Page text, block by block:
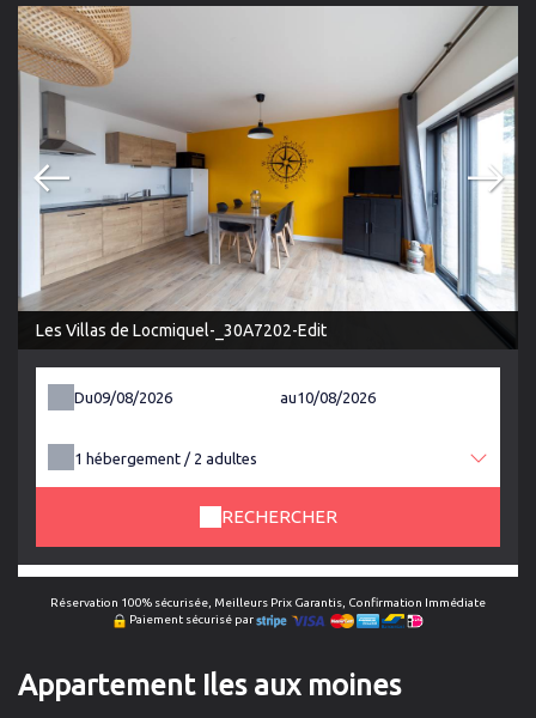
Les Villas de Locmiquel-_30A7202-Edit
Du au
1 hébergement / 2 adultes
RECHERCHER
Réservation 100% sécurisée, Meilleurs Prix Garantis, Confirmation Immédiate
Paiement sécurisé par
Appartement Iles aux moines